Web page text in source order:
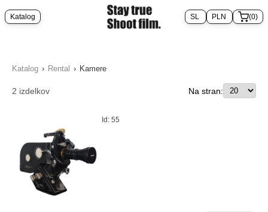
Katalog (0)
Katalog › Rental › Kamere
2 izdelkov Na stran:
Id: 55